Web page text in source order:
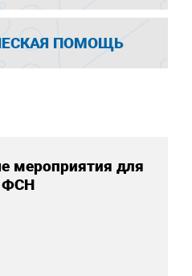
ПОМОЩЬ
мероприятия для
ФСН